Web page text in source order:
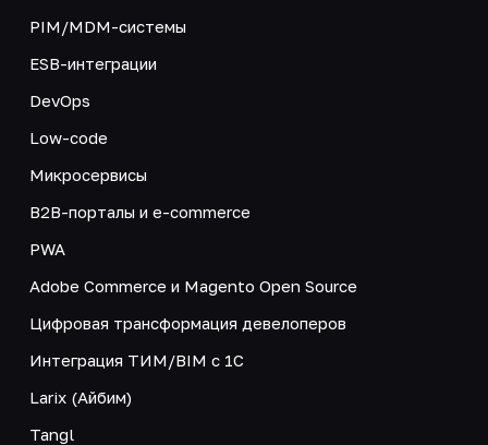
PIM/MDM-системы
ESB-интеграции
DevOps
Low-code
Микросервисы
B2B-порталы и e-commerce
PWA
Adobe Commerce и Magento Open Source
Цифровая трансформация девелоперов
Интеграция ТИМ/BIM с 1С
Larix (Айбим)
Tangl